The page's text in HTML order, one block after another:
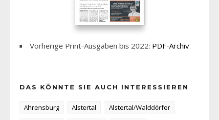
Vorherige Print-Ausgaben bis 2022: PDF-Archiv
DAS KÖNNTE SIE AUCH INTERESSIEREN
Ahrensburg Alstertal
Alstertal/Walddörfer